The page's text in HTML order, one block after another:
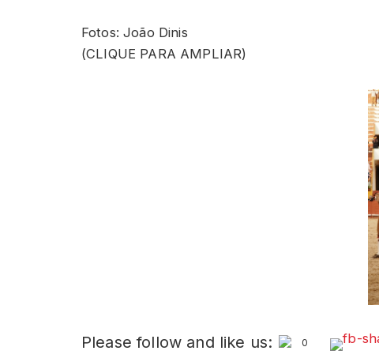
Fotos: João Dinis
(CLIQUE PARA AMPLIAR)
Please follow and like us: 0